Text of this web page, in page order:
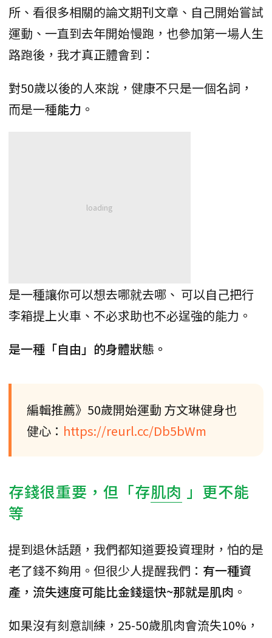
所、看很多相關的論文期刊文章、自己開始嘗試
運動、一直到去年開始慢跑，也參加第一場人生
路跑後，我才真正體會到：
對50歲以後的人來說，健康不只是一個名詞，
而是一種能力 。
是一種讓你可以想去哪就去哪、 可以自己把行
李箱提上火車、不必求助也不必逞強的能力。
是一種「自由」的身體狀態。
編輯推薦》50歲開始運動 方文琳健身也
健心： https://reurl.cc/Db5bWm
存錢很重要，但「存肌肉 」更不能
等
提到退休話題，我們都知道要投資理財，怕的是
老了錢不夠用。但很少人提醒我們： 有一種資
產，流失速度可能比金錢還快~那就是肌肉 。
如果沒有刻意訓練，25-50歲肌肉會流失10%，